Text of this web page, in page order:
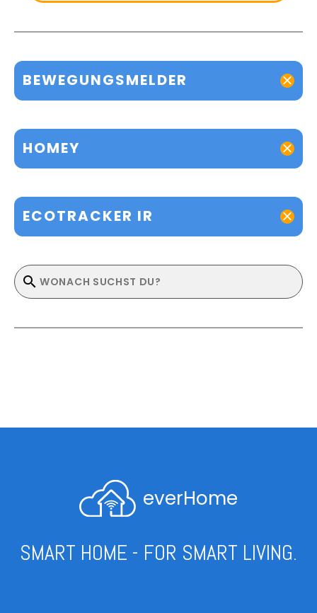
BEWEGUNGSMELDER
HOMEY
ECOTRACKER IR
everHome
SMART HOME - FOR SMART LIVING.